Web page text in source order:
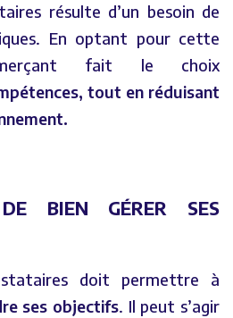
résulte d’un besoin de
En optant pour cette
fait le choix
tout en réduisant
DE BIEN GÉRER SES
doit permettre à
ses objectifs. Il peut s’agir